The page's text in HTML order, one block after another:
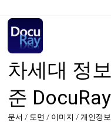
차세대 정
준
문서 / 도면 / 이미지 / 개인정